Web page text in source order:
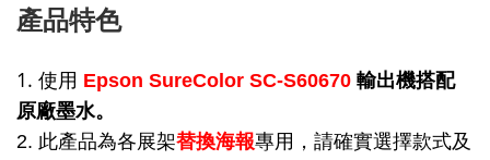
產品特色
1. 使用 Epson SureColor SC-S60670 輸出機搭配
原廠墨水。
2. 此產品為各展架替換海報專用，請確實選擇款式及